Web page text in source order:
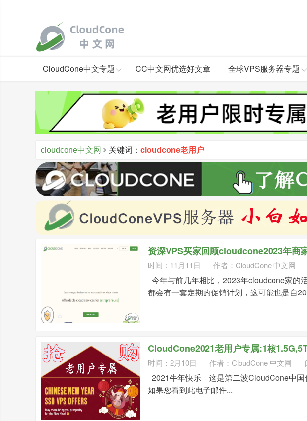
CloudCone中文专题 CC中文网优选好文章 全球VPS服务器专题
cloudcone中文网 关键词： cloudcone老用户
资深VPS买家回顾cloudcone2023年商
时间：11月11日 作者： CloudCone 中文网
今年与前几年相比，2023年cloudcone家的
都会有一套定期的促销计划，这可能也是自
CloudCone2021老用户专属:1核
时间：2月10日 作者： CloudCone 中文网
2021牛年快乐，这是第二波CloudCone中
如果您看到此电子邮件...